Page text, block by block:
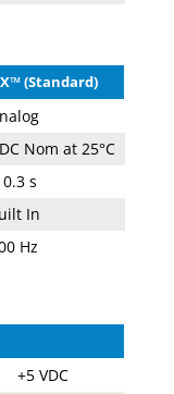
(Standard)
Nom at 25°C
0.3 s
In
Hz
+5 VDC